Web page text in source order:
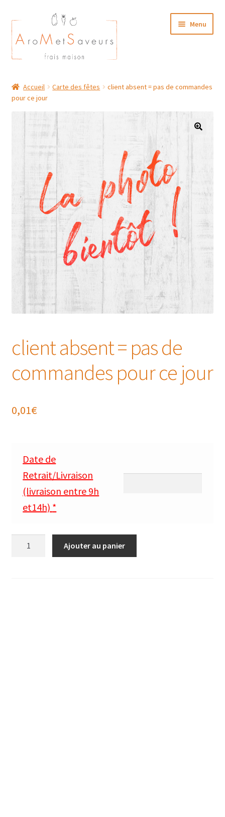
Aller
à
la
navigation
Aller
au
contenu
Menu
Plat du Jour/ Menu Week end
NOS BOUTIQUES
MON COMPTE
Accueil Carte des fêtes
client absent = pas de commandes
pour ce jour
client absent = pas de
commandes pour ce jour
0,01€
Date de
Retrait/Livraison
(livraison entre 9h
et14h) *
Ajouter au panier